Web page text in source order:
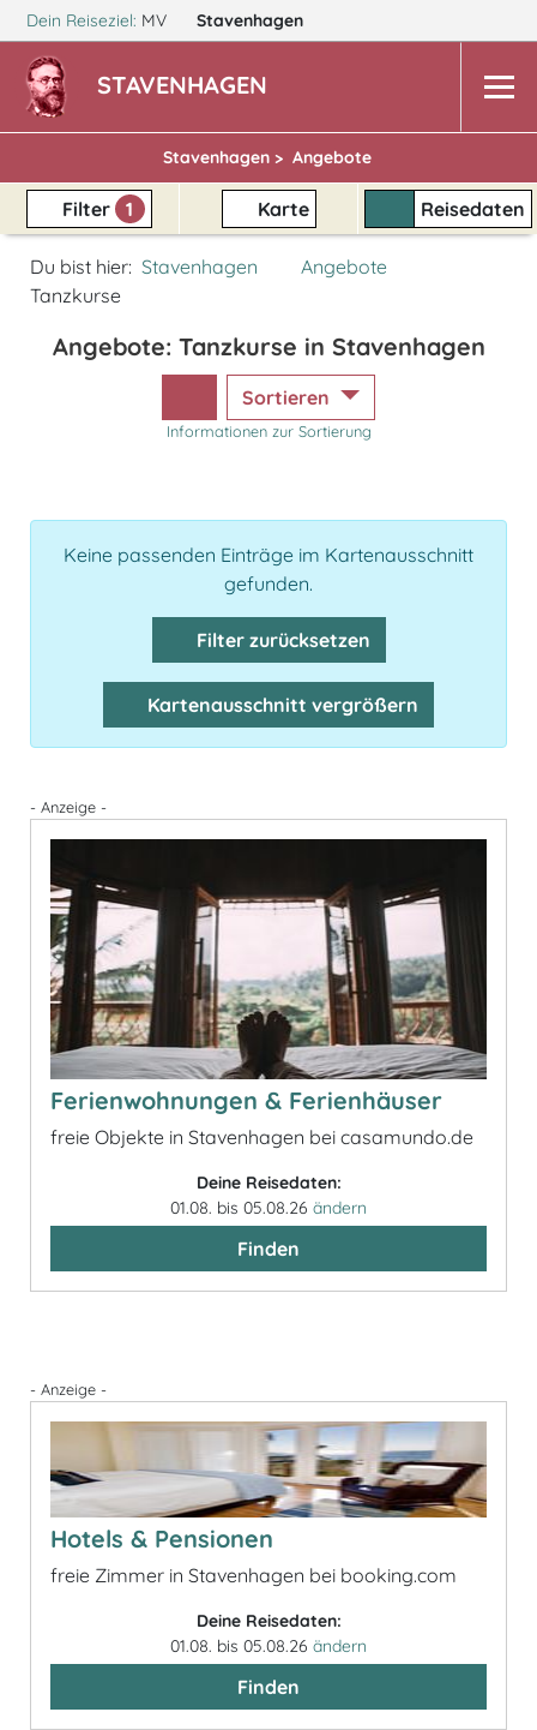
Dein Reiseziel: MV Stavenhagen
STAVENHAGEN
Stavenhagen > Angebote
Filter 1 Karte Reisedaten
Du bist hier: Stavenhagen
Angebote
Tanzkurse
Angebote: Tanzkurse in Stavenhagen
Sortieren
Informationen zur Sortierung
Keine passenden Einträge im Kartenausschnitt
gefunden.
Filter zurücksetzen
Kartenausschnitt vergrößern
- Anzeige -
Ferienwohnungen & Ferienhäuser
freie Objekte in Stavenhagen bei casamundo.de
Deine Reisedaten:
01.08. bis 05.08.26 ändern
Finden
- Anzeige -
Hotels & Pensionen
freie Zimmer in Stavenhagen bei booking.com
Deine Reisedaten:
01.08. bis 05.08.26 ändern
Finden